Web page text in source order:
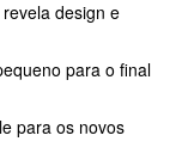
design e
para o final
para os novos